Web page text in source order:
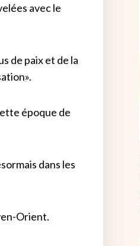
avec le
de paix et de la
époque de
dans les
Orient.